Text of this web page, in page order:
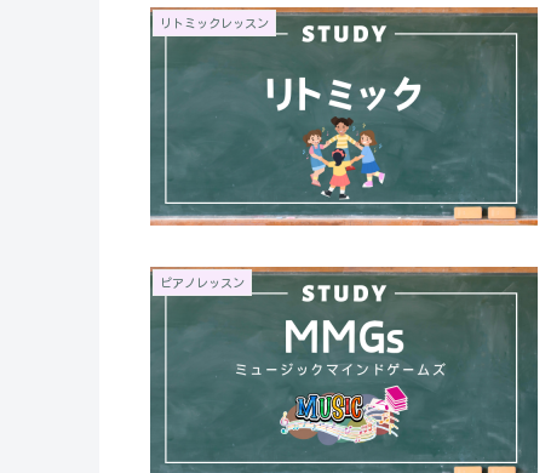
リトミックレッスン
ピアノレッスン